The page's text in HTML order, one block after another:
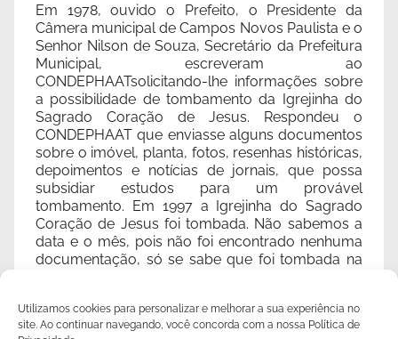
Utilizamos cookies para personalizar e melhorar a sua experiência no
site. Ao continuar navegando, você concorda com a nossa Política de
Em 1978, ouvido o Prefeito, o Presidente da
Câmera municipal de Campos Novos Paulista e o
Senhor Nilson de Souza, Secretário da Prefeitura
Municipal, escreveram ao
CONDEPHAATsolicitando-lhe informações sobre
a possibilidade de tombamento da Igrejinha do
Sagrado Coração de Jesus. Respondeu o
CONDEPHAAT que enviasse alguns documentos
sobre o imóvel, planta, fotos, resenhas históricas,
depoimentos e notícias de jornais, que possa
subsidiar estudos para um provável
tombamento. Em 1997 a Igrejinha do Sagrado
Coração de Jesus foi tombada. Não sabemos a
data e o mês, pois não foi encontrado nenhuma
documentação, só se sabe que foi tombada na
Surgiram desta Paróquia as vocações de uma